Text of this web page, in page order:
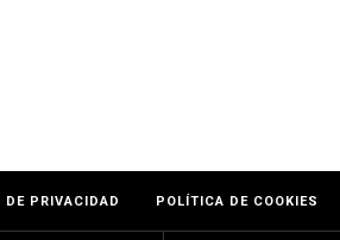
DE PRIVACIDAD POLÍTICA DE COOKIES